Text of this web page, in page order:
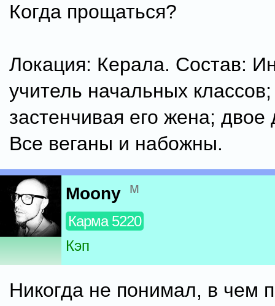
Когда прощаться?
Локация: Керала. Состав:
учитель начальных
застенчивая его жена; двое
Все веганы и набожны.
Moony м
Карма 5220
Кэп
Никогда не понимал, в чем